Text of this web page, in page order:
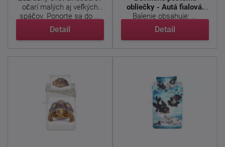
očarí malých aj veľkých
spáčov. Ponorte sa do ...
Detail
obliečky - Autá fialová.
Balenie obsahuje: ...
Detail